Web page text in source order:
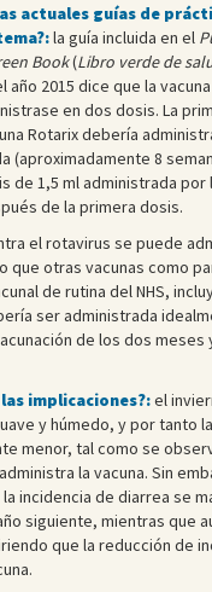
actuales guías de
la guía incluida en el
Book(Libro verde de
año 2015 dice que la
en dos dosis. La
Rotarix debería
(aproximadamente 8
de 1,5 ml administrada por
de la primera dosis.
el rotavirus se puede
que otras vacunas como
de rutina del NHS,
ser administrada
de los dos meses
las implicaciones?:el
y húmedo, y por tanto
menor, tal como se
la vacuna. Sin
incidencia de diarrea se
siguiente, mientras que
que la reducción de